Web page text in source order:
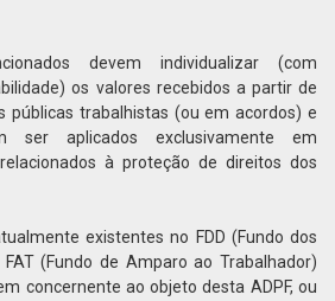
devem individualizar (com
os valores recebidos a partir de
públicas trabalhistas (ou em acordos) e
ser aplicados exclusivamente em
à proteção de direitos dos
existentes no FDD (Fundo dos
(Fundo de Amparo ao Trabalhador)
concernente ao objeto desta ADPF, ou